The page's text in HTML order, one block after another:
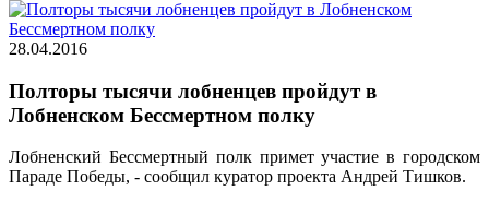
28.04.2016
Полторы тысячи лобненцев пройдут в
Лобненском Бессмертном полку
Лобненский Бессмертный полк примет участие в городском
Параде Победы, - сообщил куратор проекта Андрей Тишков.